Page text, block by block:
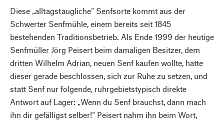
Diese „alltagstaugliche“ Senfsorte kommt aus der
Schwerter Senfmühle, einem bereits seit 1845
bestehenden Traditionsbetrieb. Als Ende 1999 der heutige
Senfmüller Jörg Peisert beim damaligen Besitzer, dem
dritten Wilhelm Adrian, neuen Senf kaufen wollte, hatte
dieser gerade beschlossen, sich zur Ruhe zu setzen, und
statt Senf nur folgende, ruhrgebietstypisch direkte
Antwort auf Lager: „Wenn du Senf brauchst, dann mach
ihn dir gefälligst selber!“ Peisert nahm ihn beim Wort,